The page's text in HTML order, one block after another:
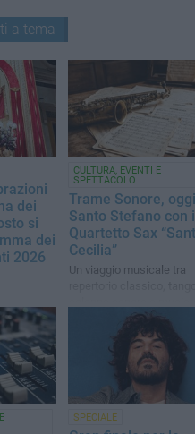
a tema
dei
si
dei
2026
e la
con
della
CULTURA, EVENTI E
SPETTACOLO
Trame Sonore,
Santo Stefano con
Quartetto Sax
Cecilia”
Un viaggio musicale tra
contemporanea
SPECIALE